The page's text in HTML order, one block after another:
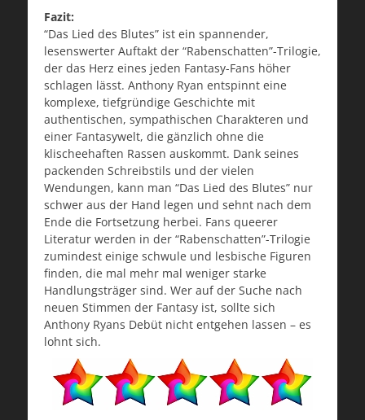
Fazit:
“Das Lied des Blutes” ist ein spannender,
lesenswerter Auftakt der “Rabenschatten”-Trilogie,
der das Herz eines jeden Fantasy-Fans höher
schlagen lässt. Anthony Ryan entspinnt eine
komplexe, tiefgründige Geschichte mit
authentischen, sympathischen Charakteren und
einer Fantasywelt, die gänzlich ohne die
klischeehaften Rassen auskommt. Dank seines
packenden Schreibstils und der vielen
Wendungen, kann man “Das Lied des Blutes” nur
schwer aus der Hand legen und sehnt nach dem
Ende die Fortsetzung herbei. Fans queerer
Literatur werden in der “Rabenschatten”-Trilogie
zumindest einige schwule und lesbische Figuren
finden, die mal mehr mal weniger starke
Handlungsträger sind. Wer auf der Suche nach
neuen Stimmen der Fantasy ist, sollte sich
Anthony Ryans Debüt nicht entgehen lassen – es
lohnt sich.